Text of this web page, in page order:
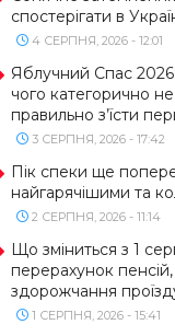
спостерігати в
4 СЕРПНЯ, 2026 - 12:01
Яблучний Спас
чого категорично
правильно з’їсти
3 СЕРПНЯ, 2026 - 17:42
Пік спеки ще
найгарячішими та
2 СЕРПНЯ, 2026 - 11:14
Що зміниться з 1
перерахунок пенсій,
здорожчання
1 СЕРПНЯ, 2026 - 15:41